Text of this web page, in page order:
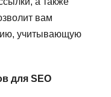
вам
учитывающую
для SEO